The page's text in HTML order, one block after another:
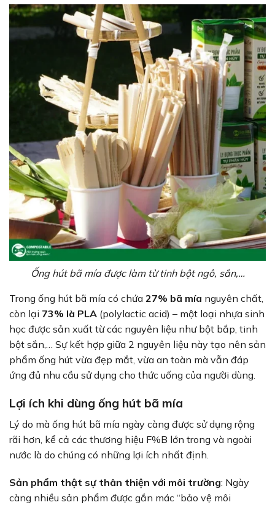
Ống hút bã mía được làm từ tinh bột ngô, sắn,…
Trong ống hút bã mía có chứa 27% bã mía nguyên chất,
còn lại 73% là PLA (polylactic acid) – một loại nhựa sinh
học được sản xuất từ các nguyên liệu như bột bắp, tinh
bột sắn,… Sự kết hợp giữa 2 nguyên liệu này tạo nên sản
phẩm ống hút vừa đẹp mắt, vừa an toàn mà vẫn đáp
ứng đủ nhu cầu sử dụng cho thức uống của người dùng.
Lợi ích khi dùng ống hút bã mía
Lý do mà ống hút bã mía ngày càng được sử dụng rộng
rãi hơn, kể cả các thương hiệu F%B lớn trong và ngoài
nước là do chúng có những lợi ích nhất định.
Sản phẩm thật sự thân thiện với môi trường: Ngày
càng nhiều sản phẩm được gắn mác “bảo vệ môi